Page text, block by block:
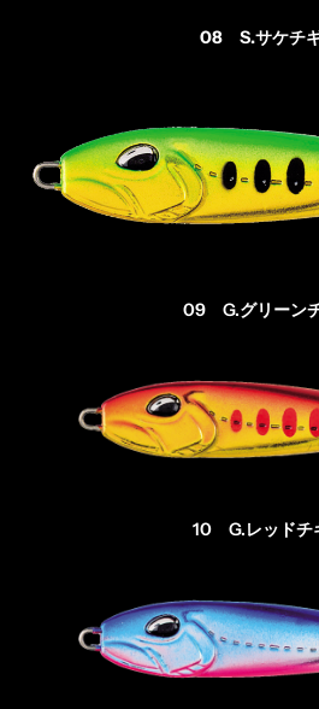
08 S.サケチ
09 G.グリーン
10 G.レッドチ